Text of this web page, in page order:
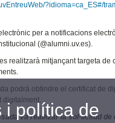
?idioma=ca_ES#/
per a notificacions
(@alumni.uv.es).
realitzarà mitjançant targeta de
podrà obtindre el certificat de
digitalment.
va realitzar la sol·licitud
i política de